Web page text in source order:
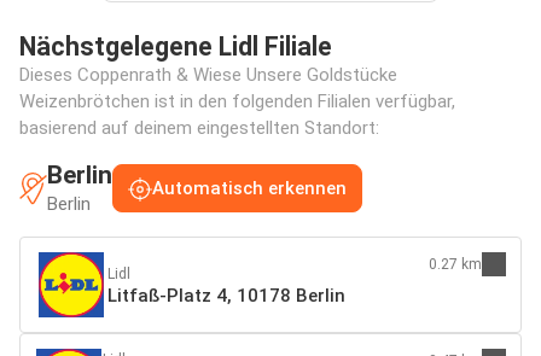
Nächstgelegene Lidl Filiale
Dieses Coppenrath & Wiese Unsere Goldstücke
Weizenbrötchen ist in den folgenden Filialen verfügbar,
basierend auf deinem eingestellten Standort:
Berlin
Berlin
Automatisch erkennen
Lidl
Litfaß-Platz 4, 10178 Berlin
0.27 km